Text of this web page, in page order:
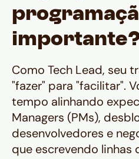
Como Tech Lead, seu
"fazer" para "facilitar".
tempo alinhando
Managers (PMs),
desenvolvedores e
que escrevendo linhas